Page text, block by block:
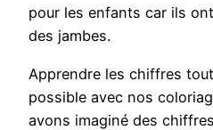
pour les enfants car ils
des jambes.
Apprendre les chiffres tout
possible avec nos
avons imaginé des